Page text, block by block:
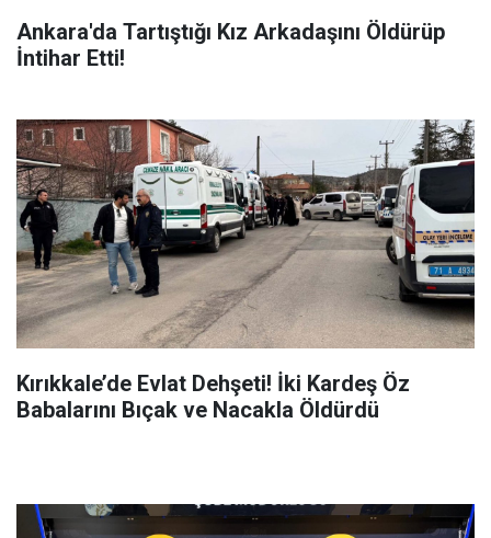
Ankara'da Tartıştığı Kız Arkadaşını Öldürüp
İntihar Etti!
Kırıkkale’de Evlat Dehşeti! İki Kardeş Öz
Babalarını Bıçak ve Nacakla Öldürdü